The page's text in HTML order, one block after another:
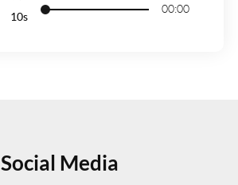
10
00:00
Social Media